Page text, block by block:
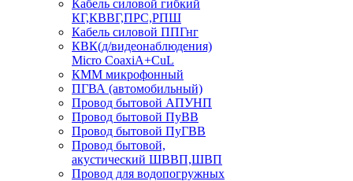
Кабель силовой гибкий
КГ,КВВГ,ПРС,РПШ
Кабель силовой ППГнг
КВК(д/видеонаблюдения)
Micro CoaxiA+CuL
КММ микрофонный
ПГВА (автомобильный)
Провод бытовой АПУНП
Провод бытовой ПуВВ
Провод бытовой ПуГВВ
Провод бытовой,
акустический ШВВП,ШВП
Провод для водопогружных